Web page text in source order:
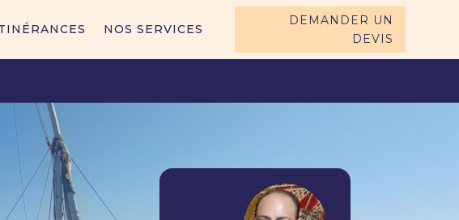
NOS SERVICES
DEMANDER UN
DEVIS